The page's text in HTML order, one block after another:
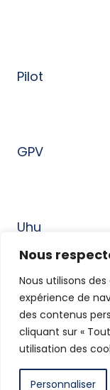
Nous
Nous utilisons
expérience de
des contenus
cliquant sur «
utilisation des
Personnaliser
Pilot
GPV
Uhu
Qui
Offres